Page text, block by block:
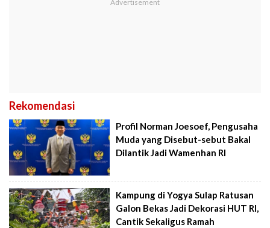
Rekomendasi
Profil Norman Joesoef, Pengusaha
Muda yang Disebut-sebut Bakal
Dilantik Jadi Wamenhan RI
Kampung di Yogya Sulap Ratusan
Galon Bekas Jadi Dekorasi HUT RI,
Cantik Sekaligus Ramah